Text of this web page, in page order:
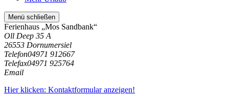
Menü schließen
Ferienhaus „Mos Sandbank“
Oll Deep 35 A
26553 Dornumersiel
Telefon04971 912667
Telefax04971 925764
Email
Hier klicken: Kontaktformular anzeigen!